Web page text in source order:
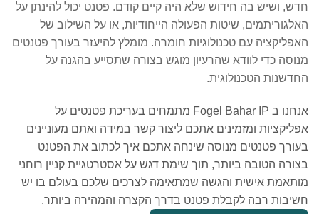
חדש, ושיש בה חידוש שלא היה קיים קודם. פטנט יכול להינתן על
האלגוריתמים, שיטות הפעולה הייחודיות, או על השילוב של
האפליקציה עם טכנולוגיות חומרה. מומלץ להיעזר בעורך פטנטים
מנוסה כדי לוודא שהרעיון מוגש בצורה שתסייע בהגנה על
החדשנות הטכנולוגית.
אנחנו ב Fogel Bahar IP מתמחים בעריכת פטנטים על
אפליקציות ומזמינים אתכם ליצור קשר במידה ואתם מעוניינים
בעורך פטנטים מנוסה שינחה אתכם איך לכתוב את הפטנט
בצורה הטובה ביותר, תוך שימת דגש על אסטרטגיית קניין רוחני
מותאמת אישית והגשה שמתאימה לצרכים שלכם בעולם בו יש
חשיבות רבה לקבלת פטנט בדרך הקצרה והמהירה ביותר.